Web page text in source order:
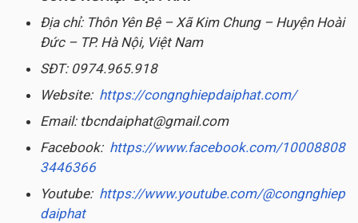
Địa chỉ: Thôn Yên Bệ – Xã Kim Chung – Huyện Hoài
Đức – TP. Hà Nội, Việt Nam
SĐT: 0974.965.918
Website: https://congnghiepdaiphat.com/
Email: tbcndaiphat@gmail.com
Facebook: https://www.facebook.com/10008808
3446366
Youtube: https://www.youtube.com/@congnghiep
daiphat